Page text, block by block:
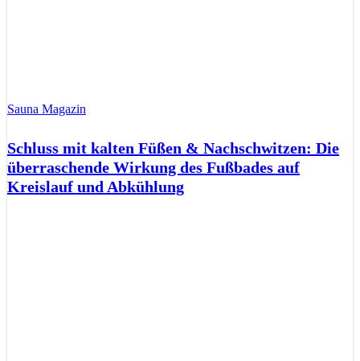
Sauna Magazin
Schluss mit kalten Füßen & Nachschwitzen: Die
überraschende Wirkung des Fußbades auf
Kreislauf und Abkühlung